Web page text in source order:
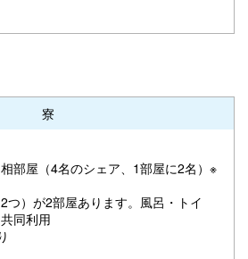
寮
部屋（4名のシェア、1部屋に2名）※
つ）が2部屋あります。風呂・トイ
同利用